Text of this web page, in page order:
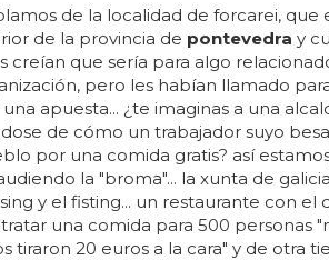
de la localidad de forcarei, que
de la provincia de pontevedra y
creían que sería para algo
pero les habían llamado
apuesta... ¿te imaginas a una
de cómo un trabajador suyo
por una comida gratis? así
la "broma"... la xunta de
y el fisting... un restaurante con el
una comida para 500 personas
tiraron 20 euros a la cara" y de otra